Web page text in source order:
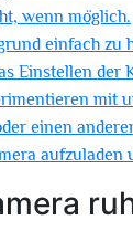
wenn möglich.
einfach zu
Einstellen
mit
einen
aufzuladen